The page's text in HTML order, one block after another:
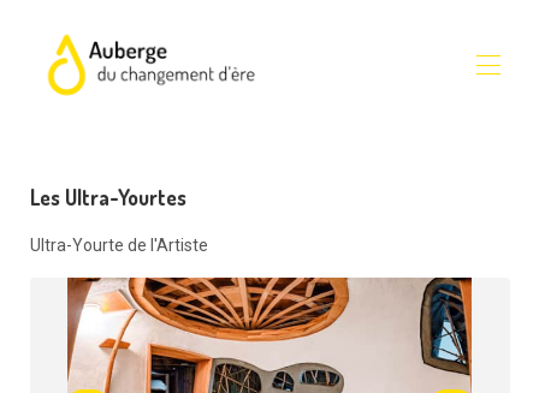
Se rendre
Infos pratiques
Nouveau site de réservation
Les Ultra-Yourtes
Ultra-Yourte de l'Artiste